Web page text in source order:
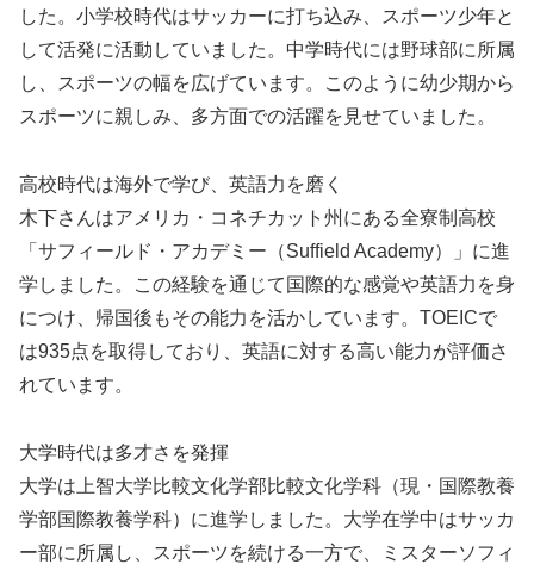
した。小学校時代はサッカーに打ち込み、スポーツ少年と
して活発に活動していました。中学時代には野球部に所属
し、スポーツの幅を広げています。このように幼少期から
スポーツに親しみ、多方面での活躍を見せていました。
高校時代は海外で学び、英語力を磨く
木下さんはアメリカ・コネチカット州にある全寮制高校
「サフィールド・アカデミー（Suffield Academy）」に進
学しました。この経験を通じて国際的な感覚や英語力を身
につけ、帰国後もその能力を活かしています。TOEICで
は935点を取得しており、英語に対する高い能力が評価さ
れています。
大学時代は多才さを発揮
大学は上智大学比較文化学部比較文化学科（現・国際教養
学部国際教養学科）に進学しました。大学在学中はサッカ
ー部に所属し、スポーツを続ける一方で、ミスターソフィ